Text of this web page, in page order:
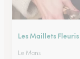
Les Maillets Fleuris
Le Mans